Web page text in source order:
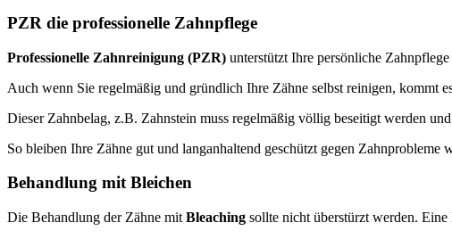
PZR die professionelle Zahnpflege
Professionelle Zahnreinigung (PZR) unterstützt Ihre persönliche
Auch wenn Sie regelmäßig und gründlich Ihre Zähne selbst reinigen, kommt
Dieser Zahnbelag, z.B. Zahnstein muss regelmäßig völlig beseitigt werden
So bleiben Ihre Zähne gut und langanhaltend geschützt gegen Zahnprobleme
Behandlung mit Bleichen
Die Behandlung der Zähne mit Bleaching sollte nicht überstürzt werden.